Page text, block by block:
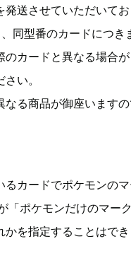
送させていただいてお
同型番のカードにつ
カードと異なる場合
い。
なる商品が御座います
カードでポケモンの
ポケモンだけのマー
を指定することはでき